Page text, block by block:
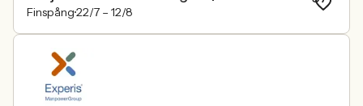
Finspång22/7 – 12/8